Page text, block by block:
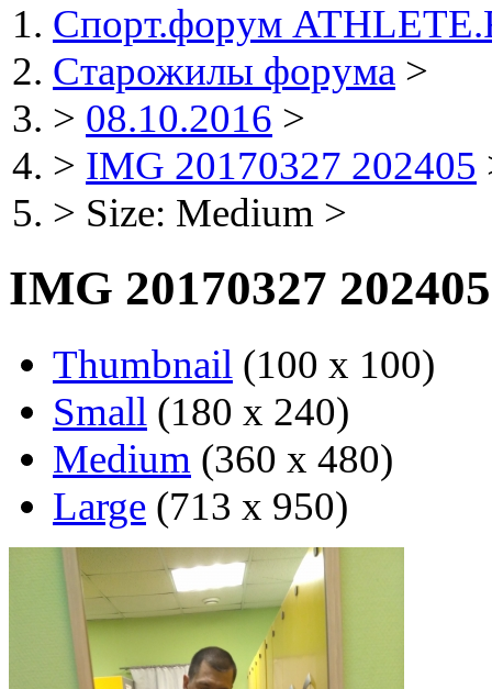
Спорт.форум
Старожилы форума >
> 08.10.2016 >
> IMG 20170327 202405
> Size: Medium >
IMG 20170327 202405
Thumbnail (100 x 100)
Small (180 x 240)
Medium (360 x 480)
Large (713 x 950)